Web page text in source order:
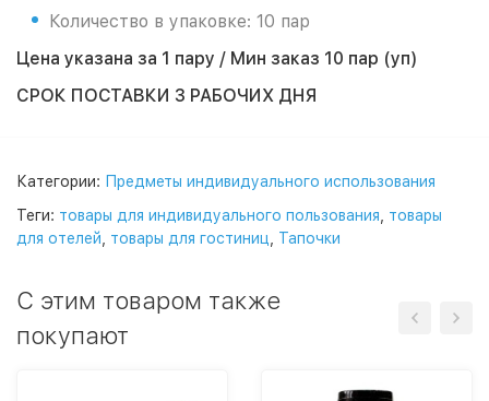
Количество в упаковке: 10 пар
Цена указана за 1 пару / Мин заказ 10 пар (уп)
СРОК ПОСТАВКИ 3 РАБОЧИХ ДНЯ
Категории: Предметы индивидуального использования
Теги: товары для индивидуального пользования
товары
для отелей
товары для гостиниц Тапочки
C этим товаром также
покупают